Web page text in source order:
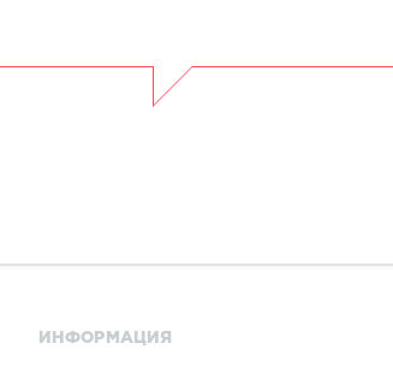
ИНФОРМАЦИЯ